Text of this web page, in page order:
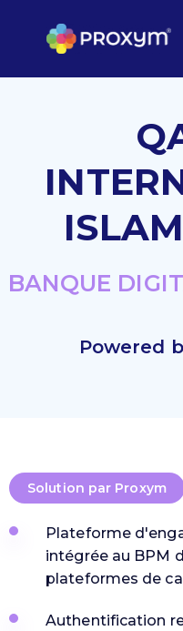
BANQUE
Powered
Solution par Proxym
Plateforme
intégrée au BPM
plateformes de
Authentification